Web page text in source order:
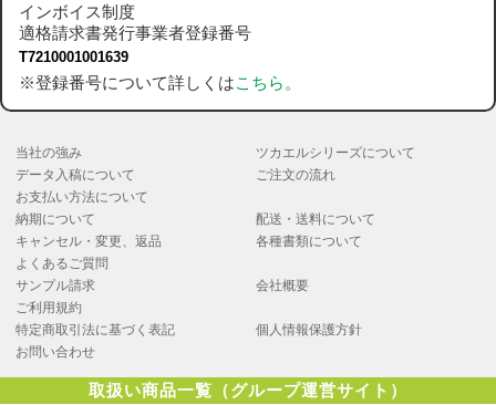
インボイス制度
適格請求書発行事業者登録番号
T7210001001639
※登録番号について詳しくはこちら。
当社の強み
ツカエルシリーズについて
データ入稿について
ご注文の流れ
お支払い方法について
納期について
配送・送料について
キャンセル・変更、返品
各種書類について
よくあるご質問
サンプル請求
会社概要
ご利用規約
特定商取引法に基づく表記
個人情報保護方針
お問い合わせ
取扱い商品一覧（グループ運営サイト）